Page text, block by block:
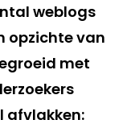
weblogs
opzichte van
met
afvlakken: